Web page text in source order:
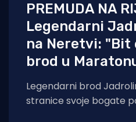
PREMUDA NA
Legendarni
na Neretvi: "Bit
brod u
Legendarni brod
stranice svoje bogate